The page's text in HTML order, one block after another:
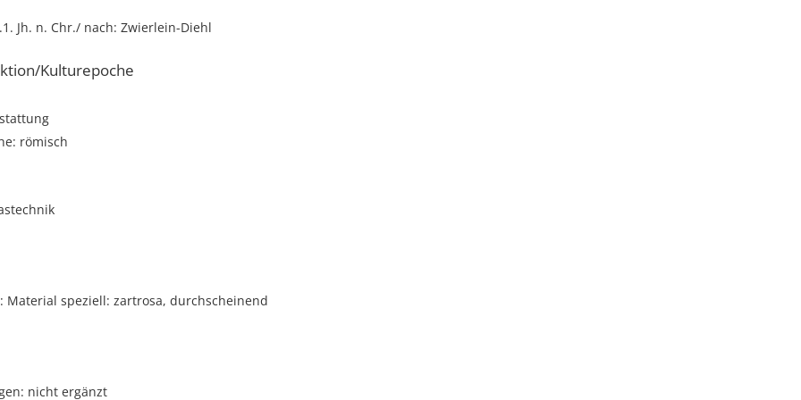
Jh. n. Chr./ nach: Zwierlein-Diehl
Kulturepoche
römisch
Material speziell: zartrosa, durchscheinend
nicht ergänzt